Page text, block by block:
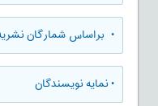
• براساس شمارگان نشریه
•نمایه نویسندگان